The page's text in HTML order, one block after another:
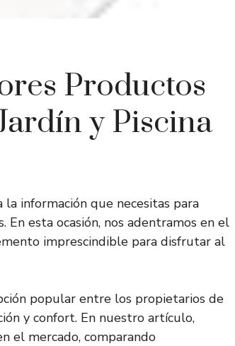
Productos
y Piscina
información que necesitas para
En esta ocasión, nos adentramos en el
imprescindible para disfrutar al
popular entre los propietarios de
y confort. En nuestro artículo,
el mercado, comparando